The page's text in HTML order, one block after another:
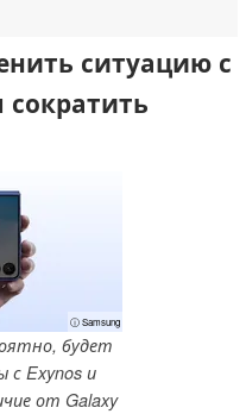
ситуацию с
сократить
ⓘ Samsung
будет
Exynos и
от Galaxy